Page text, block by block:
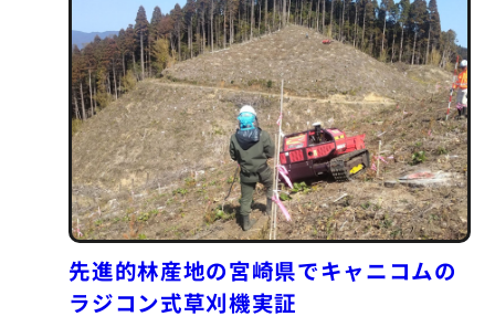
先進的林産地の宮崎県でキャニコムの
ラジコン式草刈機実証